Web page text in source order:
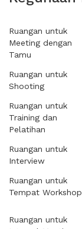
Ruangan untuk
Meeting dengan
Tamu
Ruangan untuk
Shooting
Ruangan untuk
Training dan
Pelatihan
Ruangan untuk
Interview
Ruangan untuk
Tempat Workshop
Ruangan untuk